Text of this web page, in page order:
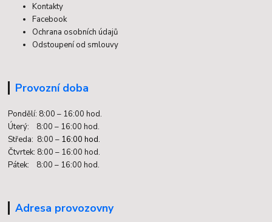
Kontakty
Facebook
Ochrana osobních údajů
Odstoupení od smlouvy
Provozní doba
Pondělí: 8:00 – 16:00 hod.
Úterý: 8:00 – 16:00 hod.
Středa: 8:00 – 16:00 hod.
Čtvrtek: 8:00 – 16:00 hod.
Pátek: 8:00 – 16:00 hod.
Adresa provozovny